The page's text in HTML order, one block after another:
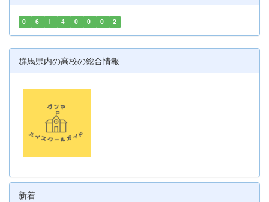
0 6 1 4 0 0 0 2
群馬県内の高校の総合情報
新着